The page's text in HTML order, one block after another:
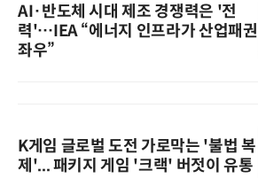
AI·반도체 시대 제조 경쟁력은 '전
력'…IEA “에너지 인프라가 산업패권
좌우”
K게임 글로벌 도전 가로막는 '불법 복
제'... 패키지 게임 '크랙' 버젓이 유통